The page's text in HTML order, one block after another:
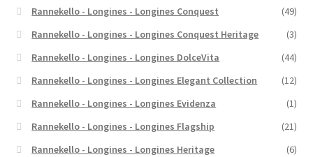
Rannekello - Longines - Longines Conquest
(49)
Rannekello - Longines - Longines Conquest Heritage
(3)
Rannekello - Longines - Longines DolceVita
(44)
Rannekello - Longines - Longines Elegant Collection
(12)
Rannekello - Longines - Longines Evidenza
(1)
Rannekello - Longines - Longines Flagship
(21)
Rannekello - Longines - Longines Heritage
(6)